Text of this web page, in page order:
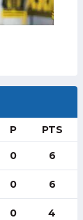
P PTS
0 6
0 6
0 4